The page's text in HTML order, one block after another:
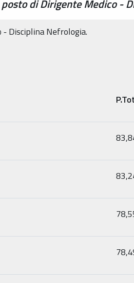
di Dirigente Medico -
- Disciplina Nefrologia.